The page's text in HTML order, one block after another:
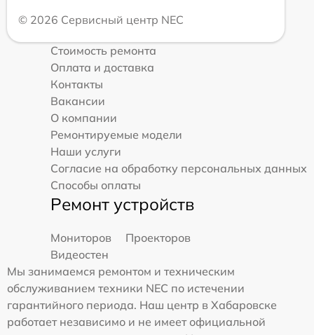
© 2026 Сервисный центр NEC
Стоимость ремонта
Оплата и доставка
Контакты
Вакансии
О компании
Ремонтируемые модели
Наши услуги
Согласие на обработку персональных данных
Способы оплаты
Ремонт устройств
Мониторов
Проекторов
Видеостен
Мы занимаемся ремонтом и техническим
обслуживанием техники NEC по истечении
гарантийного периода. Наш центр в Хабаровске
работает независимо и не имеет официальной